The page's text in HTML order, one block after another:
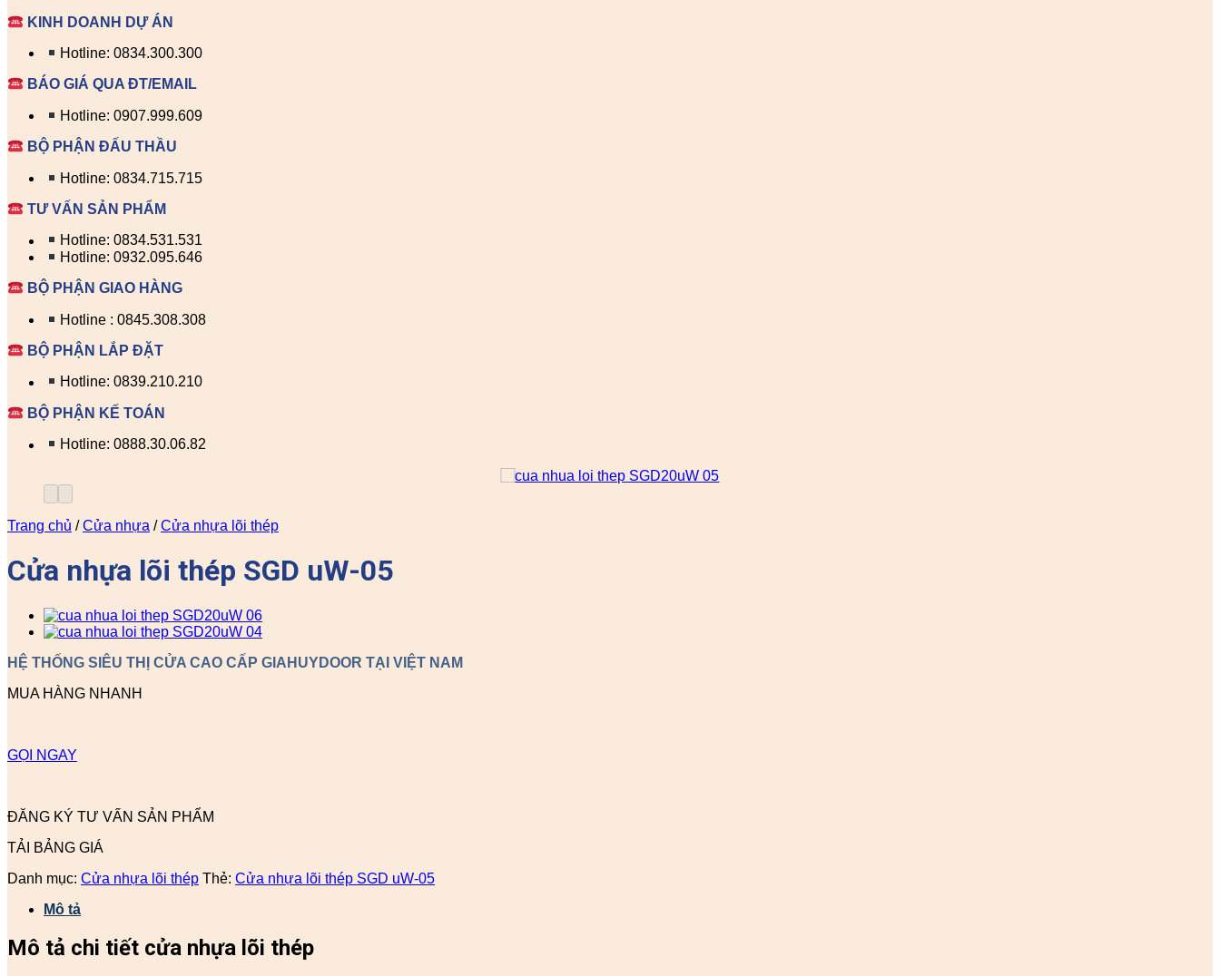
KINH DOANH DỰ ÁN
Hotline: 0834.300.300
BÁO GIÁ QUA ĐT/EMAIL
Hotline: 0907.999.609
BỘ PHẬN ĐẤU THẦU
Hotline: 0834.715.715
TƯ VẤN SẢN PHẨM
Hotline: 0834.531.531
Hotline: 0932.095.646
BỘ PHẬN GIAO HÀNG
Hotline : 0845.308.308
BỘ PHẬN LẮP ĐẶT
Hotline: 0839.210.210
BỘ PHẬN KẾ TOÁN
Hotline: 0888.30.06.82
Trang chủ / Cửa nhựa / Cửa nhựa lõi thép
Cửa nhựa lõi thép SGD uW-05
HỆ THỐNG SIÊU THỊ CỬA CAO CẤP GIAHUYDOOR TẠI VIỆT NAM
MUA HÀNG NHANH
GỌI NGAY
ĐĂNG KÝ TƯ VẤN SẢN PHẨM
TẢI BẢNG GIÁ
Danh mục: Cửa nhựa lõi thép Thẻ: Cửa nhựa lõi thép SGD uW-05
Mô tả
Mô tả chi tiết cửa nhựa lõi thép